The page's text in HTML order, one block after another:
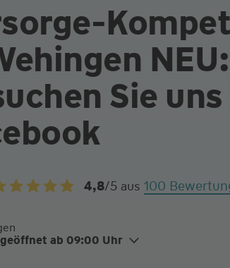
NEU:
Sie
4,8/5 aus100
ab 09:00 Uhr